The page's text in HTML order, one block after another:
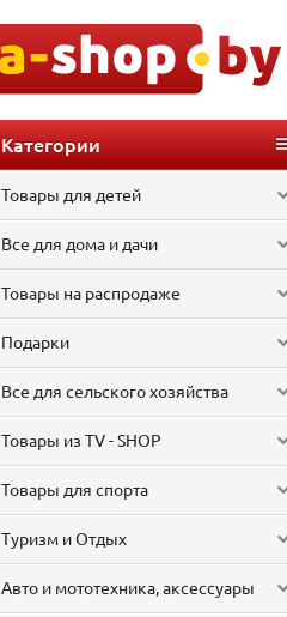
Категории
Товары для детей
Все для дома и дачи
Товары на распродаже
Подарки
Все для сельского хозяйства
Товары из TV - SHOP
Товары для спорта
Туризм и Отдых
Авто и мототехника, аксессуары